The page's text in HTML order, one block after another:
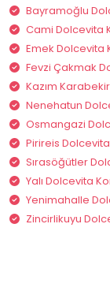
Bayramoğlu
Cami Dolcevita
Emek Dolcevita
Fevzi Çakmak
Kazım
Nenehatun
Osmangazi
Pirireis
Sırasöğütler
Yalı Dolcevita
Yenimahalle
Zincirlikuyu